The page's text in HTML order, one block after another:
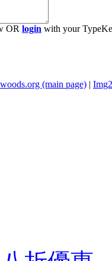
OR login with your
(main page)